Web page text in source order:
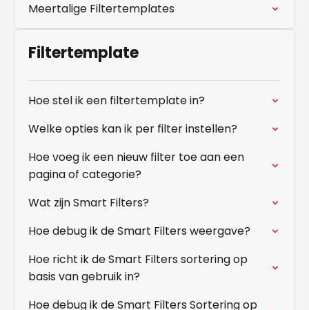
Meertalige Filtertemplates
Filtertemplate
Hoe stel ik een filtertemplate in?
Welke opties kan ik per filter instellen?
Hoe voeg ik een nieuw filter toe aan een
pagina of categorie?
Wat zijn Smart Filters?
Hoe debug ik de Smart Filters weergave?
Hoe richt ik de Smart Filters sortering op
basis van gebruik in?
Hoe debug ik de Smart Filters Sortering op